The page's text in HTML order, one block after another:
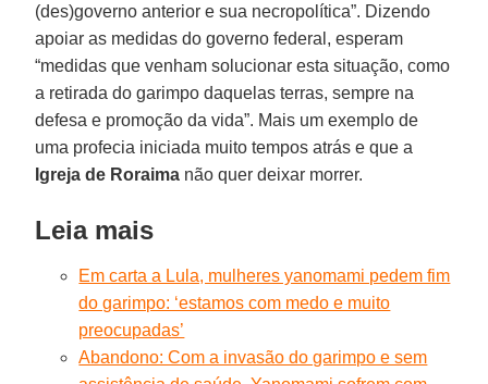
(des)governo anterior e sua necropolítica”. Dizendo
apoiar as medidas do governo federal, esperam
“medidas que venham solucionar esta situação, como
a retirada do garimpo daquelas terras, sempre na
defesa e promoção da vida”. Mais um exemplo de
uma profecia iniciada muito tempos atrás e que a
Igreja de Roraima não quer deixar morrer.
Leia mais
Em carta a Lula, mulheres yanomami pedem fim
do garimpo: ‘estamos com medo e muito
preocupadas’
Abandono: Com a invasão do garimpo e sem